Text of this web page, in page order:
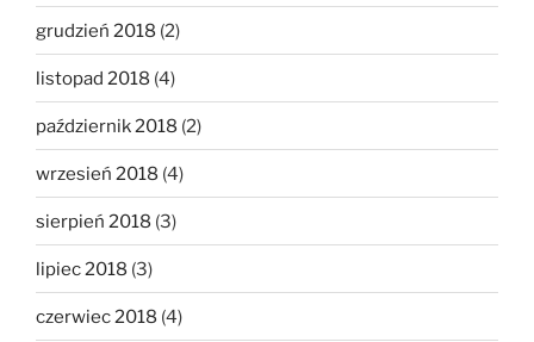
grudzień 2018 (2)
listopad 2018 (4)
październik 2018 (2)
wrzesień 2018 (4)
sierpień 2018 (3)
lipiec 2018 (3)
czerwiec 2018 (4)